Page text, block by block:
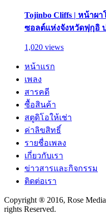
Tojinbo Cliffs | หน้าผ
ซอลต์แห่งจังหวัดฟุกุอิ
1,020 views
หน้าแรก
เพลง
สารคดี
ซื้อสินค้า
สตูดิโอให้เช่า
ค่าลิขสิทธิ์
รายชื่อเพลง
เกี่ยวกับเรา
ข่าวสารและกิจกรรม
ติดต่อเรา
Copyright ® 2016, Rose
rights Reserved.